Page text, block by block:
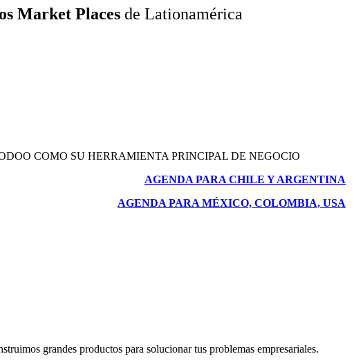
Market Places de Lationamérica
COMO SU HERRAMIENTA PRINCIPAL DE NEGOCIO
AGENDA PARA CHILE Y ARGENTINA
AGENDA PARA MÉXICO, COLOMBIA, USA
grandes productos para solucionar tus problemas empresariales.